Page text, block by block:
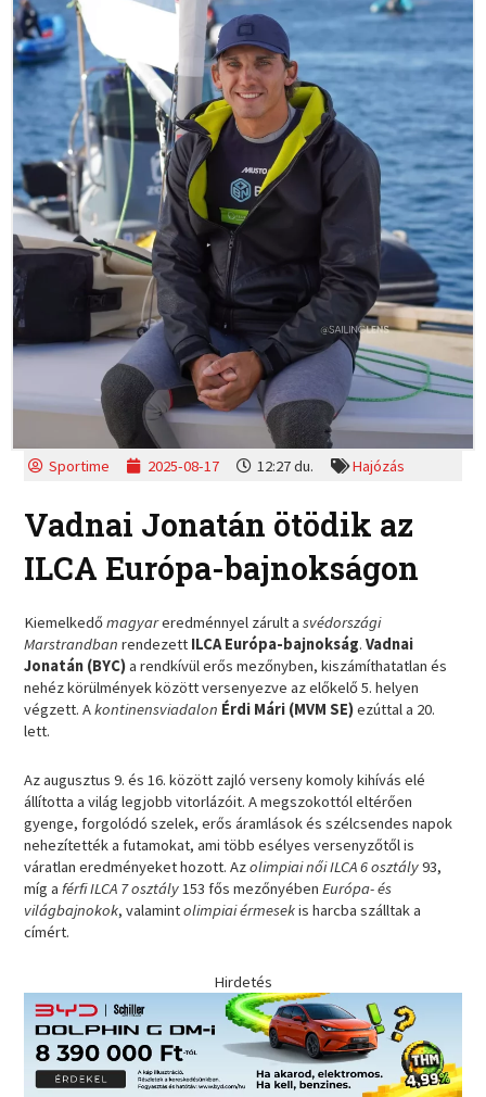
Sportime 2025-08-17 12:27 du. Hajózás
Vadnai Jonatán ötödik az
ILCA Európa-bajnokságon
Kiemelkedőmagyareredménnyel zárult asvédországi
Marstrandban rendezett ILCA Európa-bajnokság. Vadnai
Jonatán (BYC)a rendkívül erős mezőnyben, kiszámíthatatlan és
nehéz körülmények között versenyezve az előkelő 5. helyen
végzett. Akontinensviadalon Érdi Mári (MVM SE)ezúttal a 20.
lett.
Az augusztus 9. és 16. között zajló verseny komoly kihívás elé
állította a világ legjobb vitorlázóit. A megszokottól eltérően
gyenge, forgolódó szelek, erős áramlások és szélcsendes napok
nehezítették a futamokat, ami több esélyes versenyzőtől is
váratlan eredményeket hozott. Azolimpiai női ILCA 6 osztály93,
míg aférfi ILCA 7 osztály153 fős mezőnyébenEurópa- és
világbajnokok, valamintolimpiai érmesekis harcba szálltak a
címért.
Hirdetés